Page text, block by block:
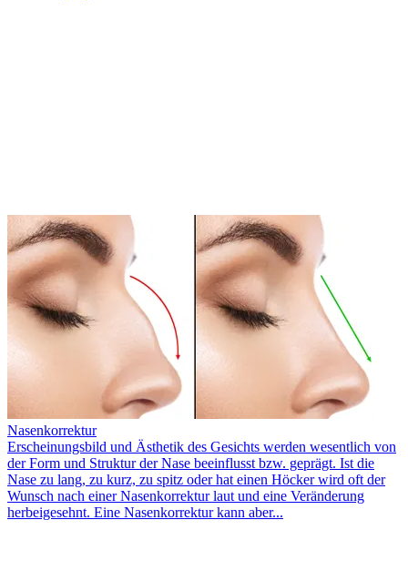
Nasenkorrektur
Erscheinungsbild und Ästhetik des Gesichts werden wesentlich von
der Form und Struktur der Nase beeinflusst bzw. geprägt. Ist die
Nase zu lang, zu kurz, zu spitz oder hat einen Höcker wird oft der
Wunsch nach einer Nasenkorrektur laut und eine Veränderung
herbeigesehnt. Eine Nasenkorrektur kann aber...